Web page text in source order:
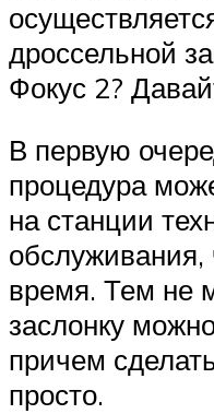
дроссельной
Фокус 2?
В первую
процедура
на станции
обслуживания,
время. Тем не
заслонку
причем
просто.